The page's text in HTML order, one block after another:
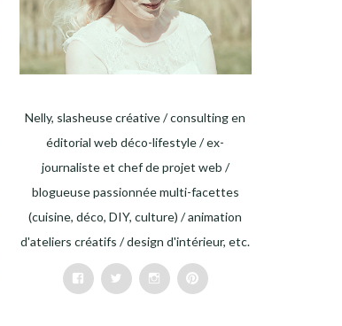
Nelly, slasheuse créative / consulting en
éditorial web déco-lifestyle / ex-
journaliste et chef de projet web /
blogueuse passionnée multi-facettes
(cuisine, déco, DIY, culture) / animation
d'ateliers créatifs / design d'intérieur, etc.
FacebookTwitter InstagramPinterest